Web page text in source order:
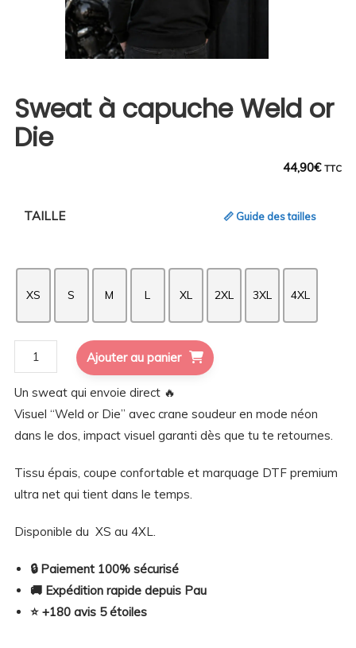
Sweat à capuche Weld or
Die
44,90€ TTC
TAILLE 📏 Guide des tailles
XS S M L XL 2XL 3XL 4XL
quantité
de
Sweat
à
capuche
or
Die
Ajouter au panier
Un sweat qui envoie direct 🔥
Visuel “Weld or Die” avec crane soudeur en mode néon
dans le dos, impact visuel garanti dès que tu te retournes.
Tissu épais, coupe confortable et marquage DTF premium
ultra net qui tient dans le temps.
Disponible du XS au 4XL.
🔒 Paiement 100% sécurisé
🚚 Expédition rapide depuis Pau
⭐ +180 avis 5 étoiles